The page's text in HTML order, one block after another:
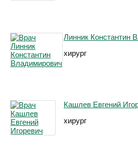
Линник Константин
хирург
Кашлев Евгений
хирург